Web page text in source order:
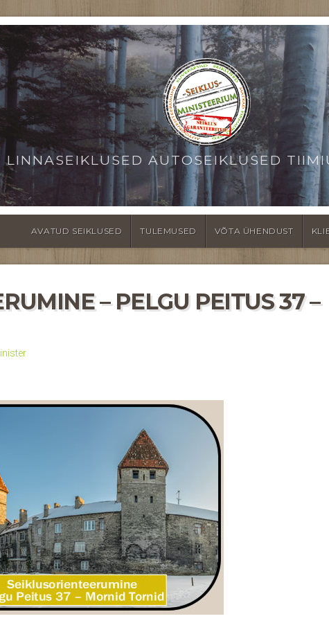
LINNASEIKLUSED AUTOSEIKLUSED
AVATUD SEIKLUSED TULEMUSED VÕTA ÜHENDUST
– PELGU PEITUS 37 –